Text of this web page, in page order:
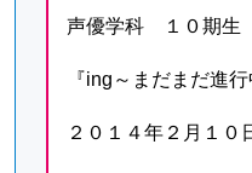
声優学科 １０期生
『ing～まだまだ進行
２０１４年２月１０